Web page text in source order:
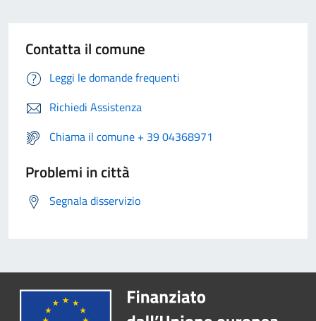
Contatta il comune
Leggi le domande frequenti
Richiedi Assistenza
Chiama il comune + 39 04368971
Problemi in città
Segnala disservizio